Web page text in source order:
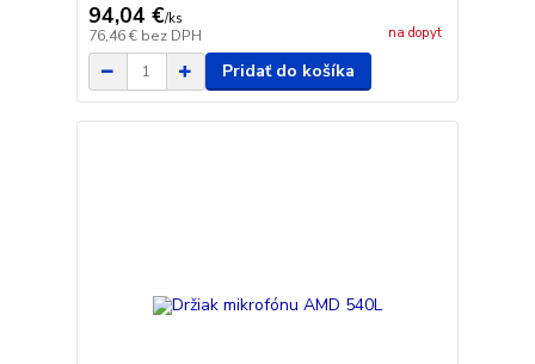
94,04 €/ks
76,46 € bez DPH na dopyt
Pridať do košíka